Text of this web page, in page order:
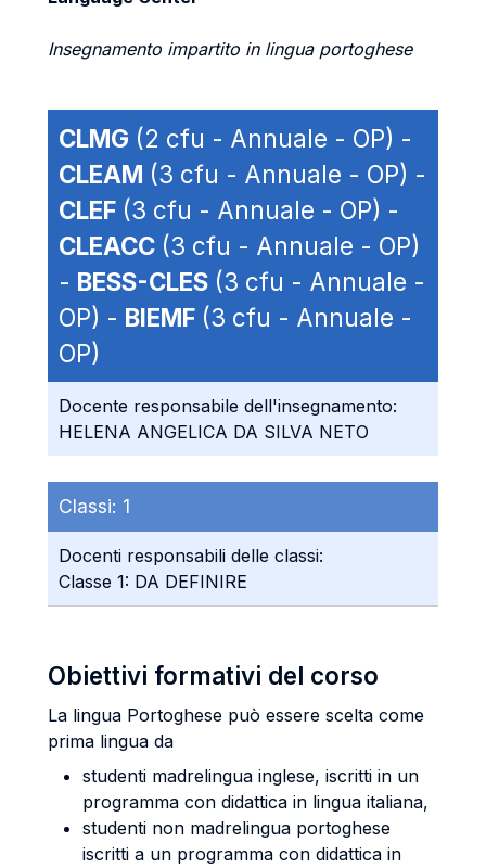
Insegnamento impartito in lingua portoghese
CLMG (2 cfu - Annuale - OP) -
CLEAM (3 cfu - Annuale - OP) -
CLEF (3 cfu - Annuale - OP) -
CLEACC (3 cfu - Annuale - OP)
- BESS-CLES (3 cfu - Annuale -
OP) - BIEMF (3 cfu - Annuale -
OP)
Docente responsabile dell'insegnamento:
HELENA ANGELICA DA SILVA NETO
Classi: 1
Docenti responsabili delle classi:
Classe 1: DA DEFINIRE
Obiettivi formativi del corso
La lingua Portoghese può essere scelta come
prima lingua da
studenti madrelingua inglese, iscritti in un
programma con didattica in lingua italiana,
studenti non madrelingua portoghese
iscritti a un programma con didattica in